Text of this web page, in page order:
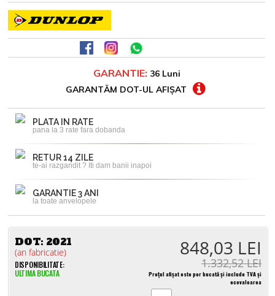
GARANTIE: 36 Luni
GARANTĂM DOT-UL AFIȘAT
PLATA IN RATE
pana la 3 rate fara dobanda
RETUR 14 ZILE
te-ai razgandit ? Iti dam banii inapoi
GARANTIE 3 ANI
la toate anvelopele
DOT: 2021
(an fabricatie)
DISPONIBILITATE:
ULTIMA BUCATA
848,03 LEI
1.332,52 LEI
Prețul afișat este per bucată și include TVA și
ecovaloarea